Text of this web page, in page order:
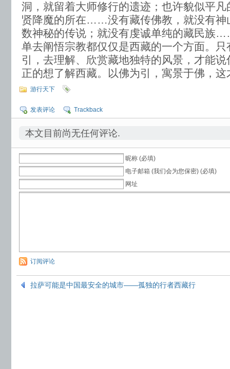
洞，就留着大师修行的遗迹；也许貌似平
贤降魔的所在……没有藏传佛教，就没有神
数神秘的传说；就没有虔诚单纯的藏民族
单去阐悟宗教都仅仅是西藏的一个方面。
引，去理解、欣赏藏地独特的风景，才能
正的想了解西藏。以佛为引，寓景于佛，
游行天下
发表评论 Trackback
本文目前尚无任何评论.
昵称 (必填)
电子邮箱 (我们会为您保密) (必填)
网址
订阅评论
拉萨可能是中国最安全的城市——孤独的行者西藏行